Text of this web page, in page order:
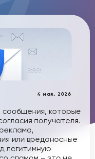
4 мая, 2026
которые
получателя.
или вредоносные
легитимную